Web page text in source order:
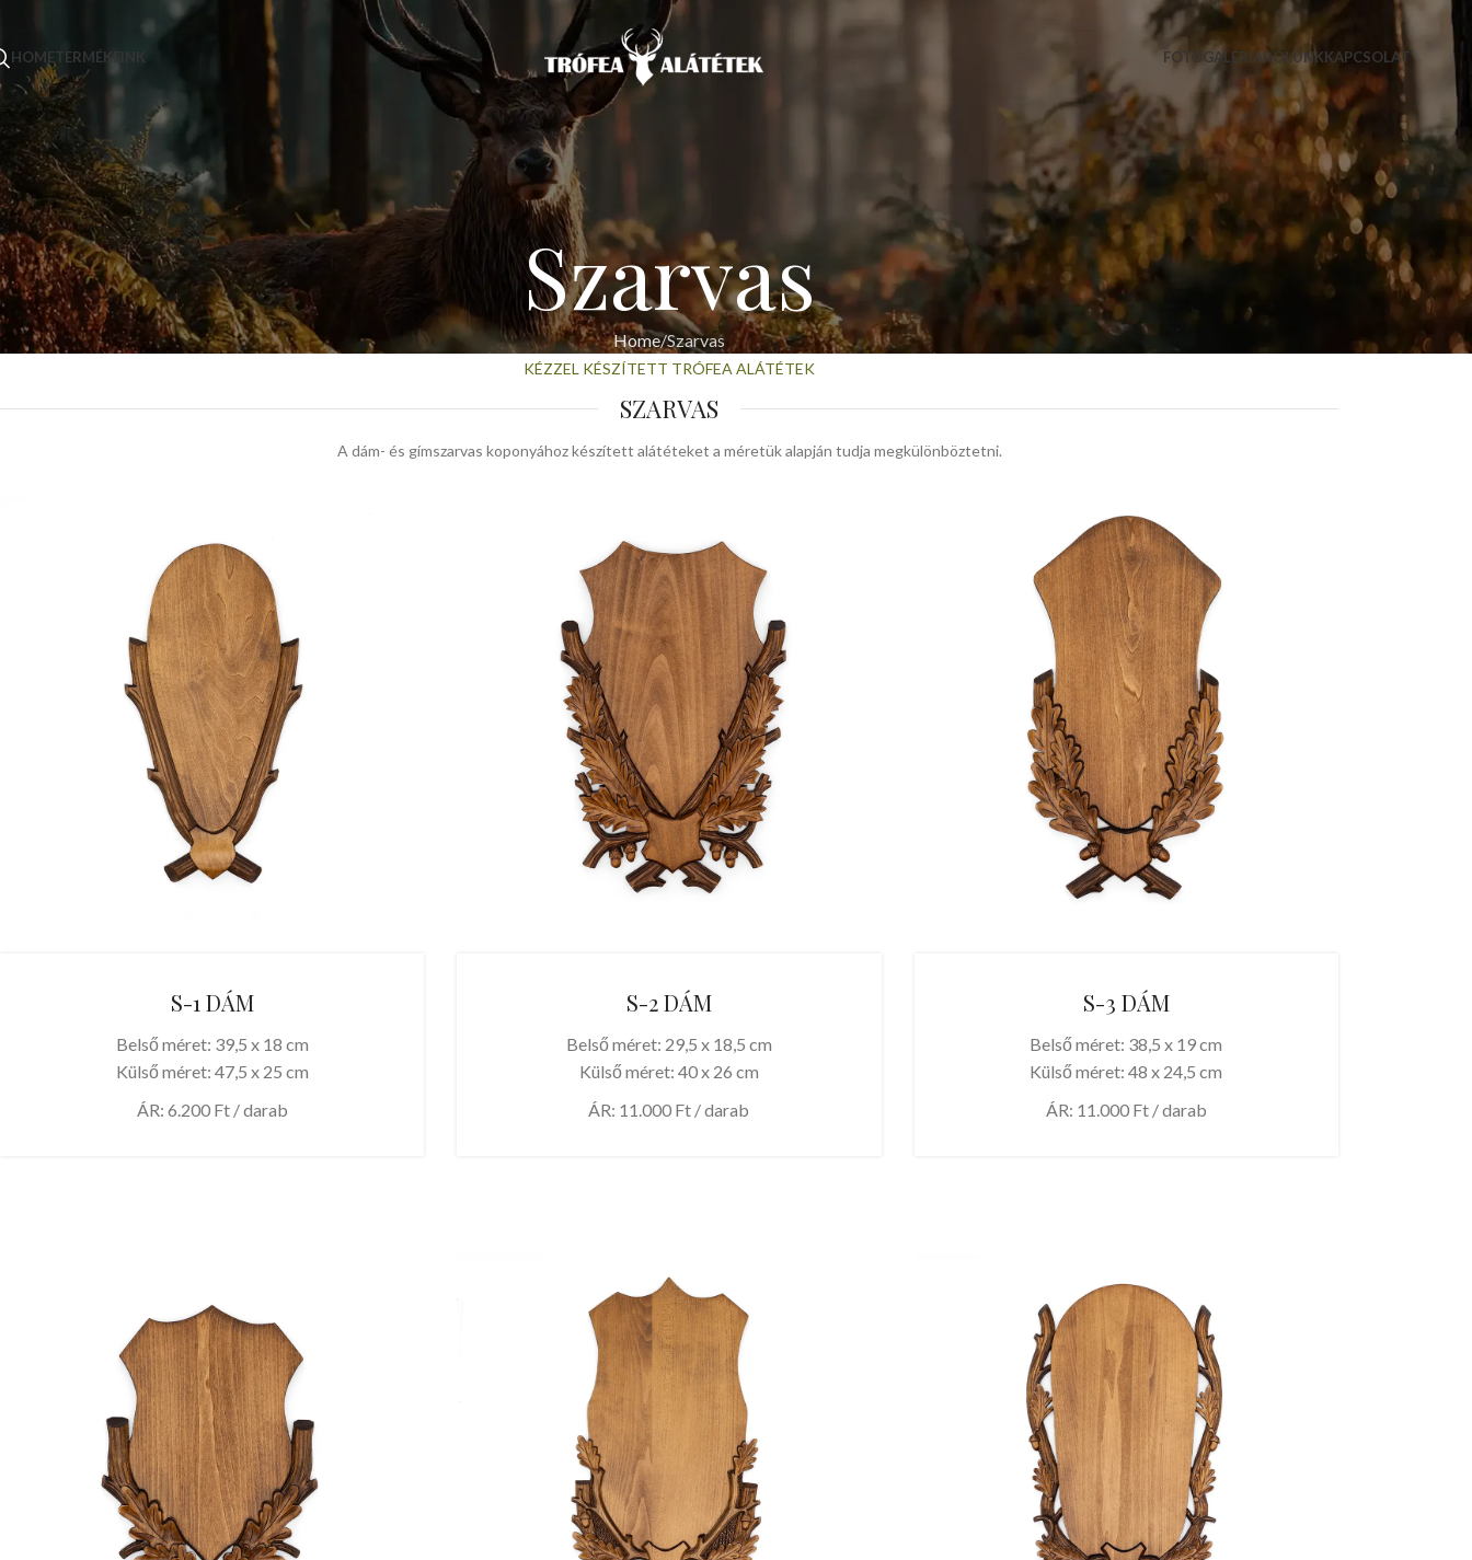
HOMETERMÉKEINK FOTÓGALÉRIARÓLUNKKAPCSOLAT
Szarvas
Home Szarvas
KÉZZEL KÉSZÍTETT TRÓFEA ALÁTÉTEK
SZARVAS
A dám- és gímszarvas koponyához készített alátéteket a méretük alapján tudja megkülönböztetni.
S-1 DÁM
Belső méret: 39,5 x 18 cm
Külső méret: 47,5 x 25 cm
ÁR: 6.200 Ft / darab
S-2 DÁM
Belső méret: 29,5 x 18,5 cm
Külső méret: 40 x 26 cm
ÁR: 11.000 Ft / darab
S-3 DÁM
Belső méret: 38,5 x 19 cm
Külső méret: 48 x 24,5 cm
ÁR: 11.000 Ft / darab